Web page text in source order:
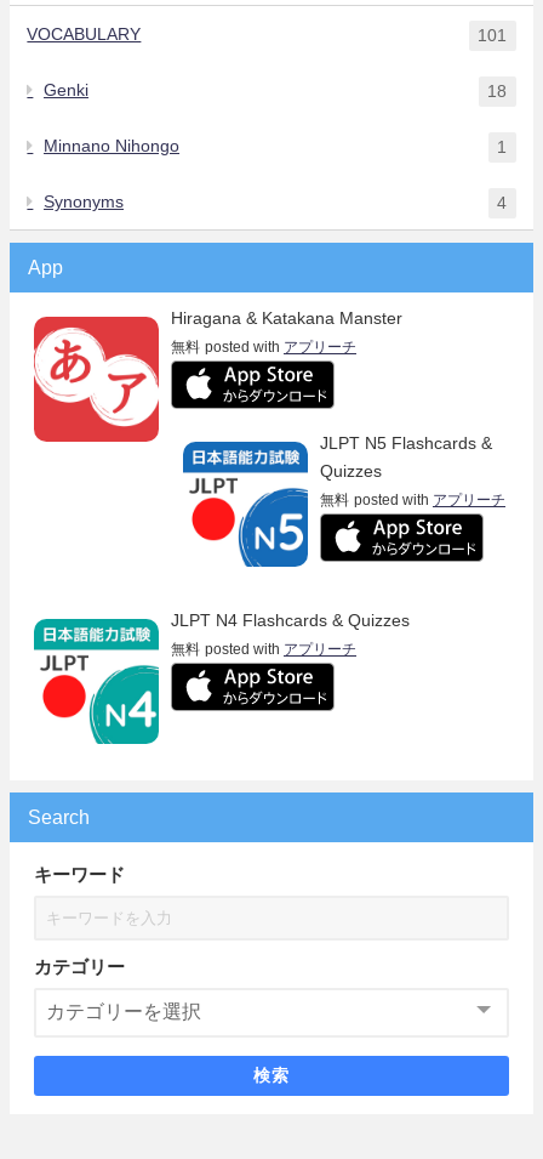
VOCABULARY 101
Genki 18
Minnano Nihongo 1
Synonyms 4
App
Hiragana & Katakana Manster
無料 posted with アプリーチ
JLPT N5 Flashcards &
Quizzes
無料 posted with アプリーチ
JLPT N4 Flashcards & Quizzes
無料 posted with アプリーチ
Search
キーワード
カテゴリー
検索